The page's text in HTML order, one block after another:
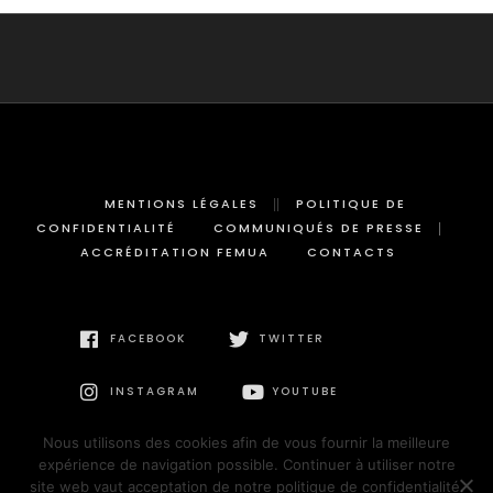
MENTIONS LÉGALES
POLITIQUE DE
CONFIDENTIALITÉ
COMMUNIQUÉS DE PRESSE
ACCRÉDITATION FEMUA
CONTACTS
FACEBOOK TWITTER
INSTAGRAM YOUTUBE
Nous utilisons des cookies afin de vous fournir la meilleure
expérience de navigation possible. Continuer à utiliser notre
site web vaut acceptation de notre politique de confidentialité.